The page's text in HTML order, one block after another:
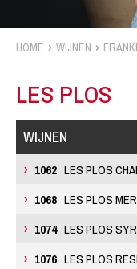
HOME WIJNEN
LES PLOS
WIJNEN
1062 LES PLOS
1068 LES PLOS
1074 LES PLOS
1076 LES PLOS